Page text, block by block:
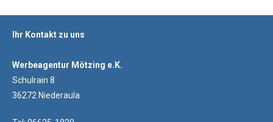
Ihr Kontakt zu uns
Werbeagentur Mötzing e.K.
Schulrain 8
36272 Niederaula